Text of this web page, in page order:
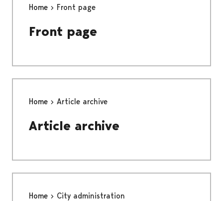
Home Front page
Front page
Home Article archive
Article archive
Home City administration